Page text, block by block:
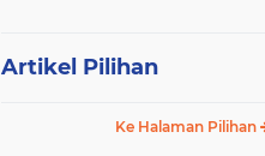
Artikel Pilihan
Ke Halaman Pilihan